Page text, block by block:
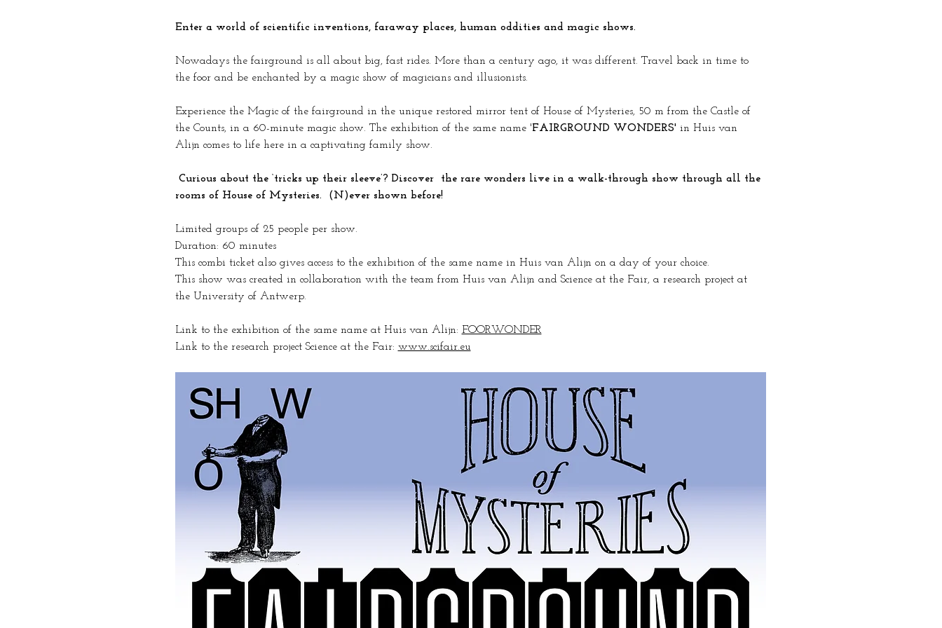
Enter a world of scientific inventions, faraway places, human oddities and magic shows.
Nowadays the fairground is all about big, fast rides. More than a century ago, it was different. Travel back in time to
the foor and be enchanted by a magic show of magicians and illusionists.
Experience the Magic of the fairground in the unique restored mirror tent of House of Mysteries, 50 m from the Castle of
the Counts, in a 60-minute magic show. The exhibition of the same name 'FAIRGROUND WONDERS' in Huis van
Alijn comes to life here in a captivating family show.
rooms of House of Mysteries.  (N)ever shown before!
Limited groups of 25 people per show.
Duration: 60 minutes
This combi ticket also gives access to the exhibition of the same name in Huis van Alijn on a day of your choice.
This show was created in collaboration with the team from Huis van Alijn and Science at the Fair, a research project at
the University of Antwerp.
Link to the exhibition of the same name at Huis van Alijn: FOORWONDER
Link to the research project Science at the Fair: www.scifair.eu